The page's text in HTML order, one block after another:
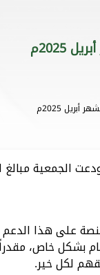
2025م
الجمعية مبالغ
على هذا
بشكل خاص،
لكل خير.